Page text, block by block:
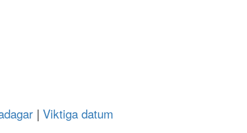
| Viktiga datum